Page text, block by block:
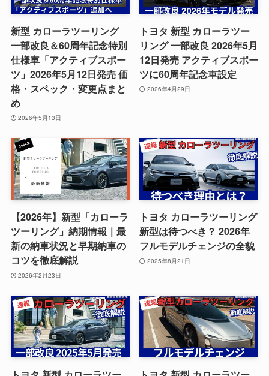
新型 カローラツーリング
一部改良＆60周年記念特別
仕様車「アクティブスポー
ツ」2026年5月12日発売 価
格・スペック・変更点まと
め
2026年5月13日
トヨタ 新型 カローラツー
リング 一部改良 2026年5月
12日発売 アクティブスポー
ツに60周年記念車設定
2026年4月29日
【2026年】新型「カローラ
ツーリング」納期情報｜最
新の納車状況と早期納車の
コツを徹底解説
2026年2月23日
トヨタ カローラツーリング
新型は待つべき？ 2026年
フルモデルチェンジの全貌
2025年8月21日